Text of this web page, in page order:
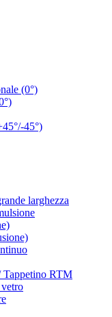
(0°)
45°)
larghezza
Tappetino RTM